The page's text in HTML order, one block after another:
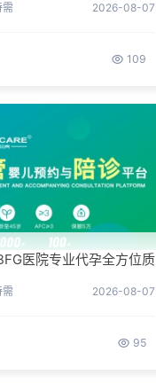
需 2026-08-07
109
医院专业代孕全方位质
需 2026-08-07
95